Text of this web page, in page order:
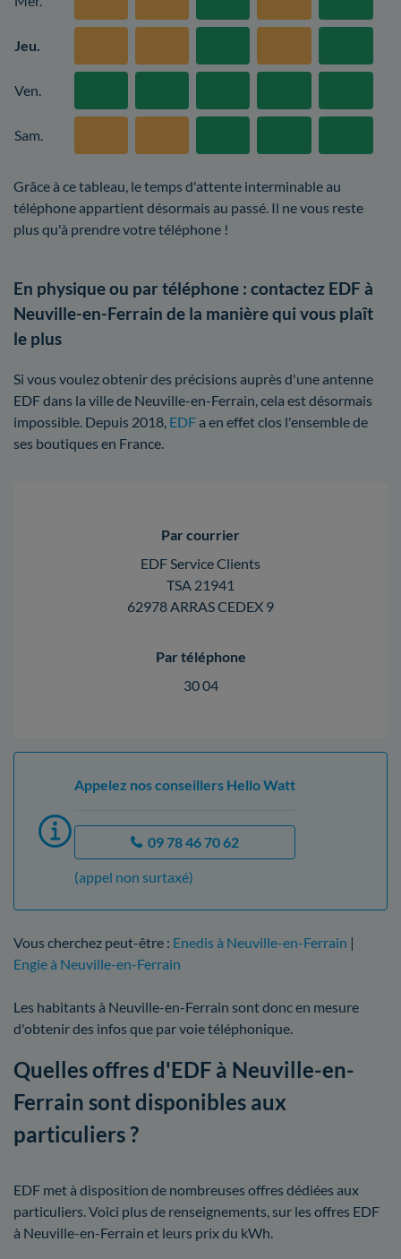
Jeu.
Ven.
Sam.
Grâce à ce tableau, le temps d'attente interminable au
téléphone appartient désormais au passé. Il ne vous reste
plus qu'à prendre votre téléphone !
En physique ou par téléphone : contactez EDF à
Neuville-en-Ferrain de la manière qui vous plaît
le plus
Si vous voulez obtenir des précisions auprès d'une antenne
EDF dans la ville de Neuville-en-Ferrain, cela est désormais
impossible. Depuis 2018, EDFa en effet clos l'ensemble de
ses boutiques en France.
Par courrier
EDF Service Clients
TSA 21941
62978 ARRAS CEDEX 9
Par téléphone
30 04
Appelez nos conseillers Hello Watt
09 78 46 70 62
(appel non surtaxé)
Vous cherchez peut-être : Enedis à Neuville-en-Ferrain |
Engie à Neuville-en-Ferrain
Les habitants à Neuville-en-Ferrain sont donc en mesure
d'obtenir des infos que par voie téléphonique.
Quelles offres d'EDF à Neuville-en-
Ferrain sont disponibles aux
particuliers ?
EDF met à disposition de nombreuses offres dédiées aux
particuliers. Voici plus de renseignements, sur les offres EDF
à Neuville-en-Ferrain et leurs prix du kWh.